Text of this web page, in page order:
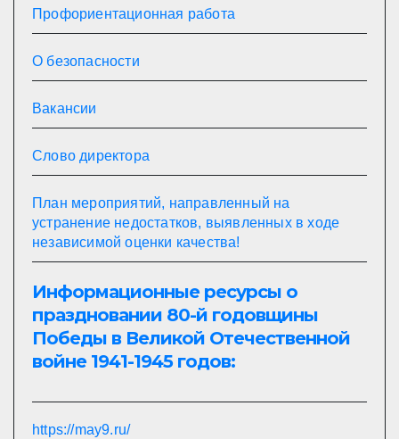
Профориентационная работа
О безопасности
Вакансии
Слово директора
План мероприятий, направленный на
устранение недостатков, выявленных в ходе
независимой оценки качества!
Информационные ресурсы о
праздновании 80-й годовщины
Победы в Великой Отечественной
войне 1941-1945 годов:
https://may9.ru/